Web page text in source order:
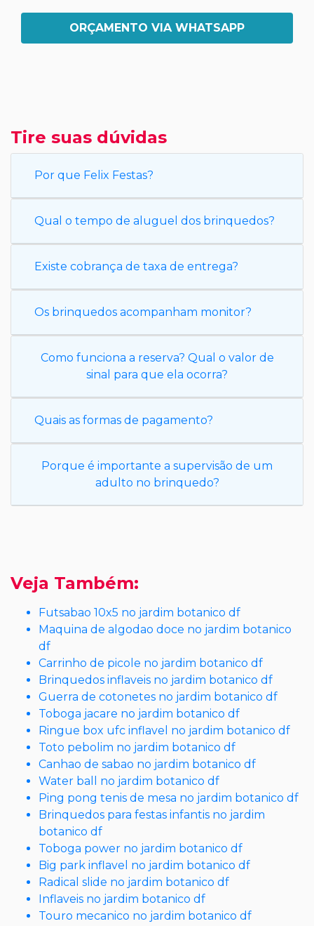
ORÇAMENTO VIA WHATSAPP
Tire suas dúvidas
Por que Felix Festas?
Qual o tempo de aluguel dos brinquedos?
Existe cobrança de taxa de entrega?
Os brinquedos acompanham monitor?
Como funciona a reserva? Qual o valor de
sinal para que ela ocorra?
Quais as formas de pagamento?
Porque é importante a supervisão de um
adulto no brinquedo?
Veja Também:
Futsabao 10x5 no jardim botanico df
Maquina de algodao doce no jardim botanico
df
Carrinho de picole no jardim botanico df
Brinquedos inflaveis no jardim botanico df
Guerra de cotonetes no jardim botanico df
Toboga jacare no jardim botanico df
Ringue box ufc inflavel no jardim botanico df
Toto pebolim no jardim botanico df
Canhao de sabao no jardim botanico df
Water ball no jardim botanico df
Ping pong tenis de mesa no jardim botanico df
Brinquedos para festas infantis no jardim
botanico df
Toboga power no jardim botanico df
Big park inflavel no jardim botanico df
Radical slide no jardim botanico df
Inflaveis no jardim botanico df
Touro mecanico no jardim botanico df